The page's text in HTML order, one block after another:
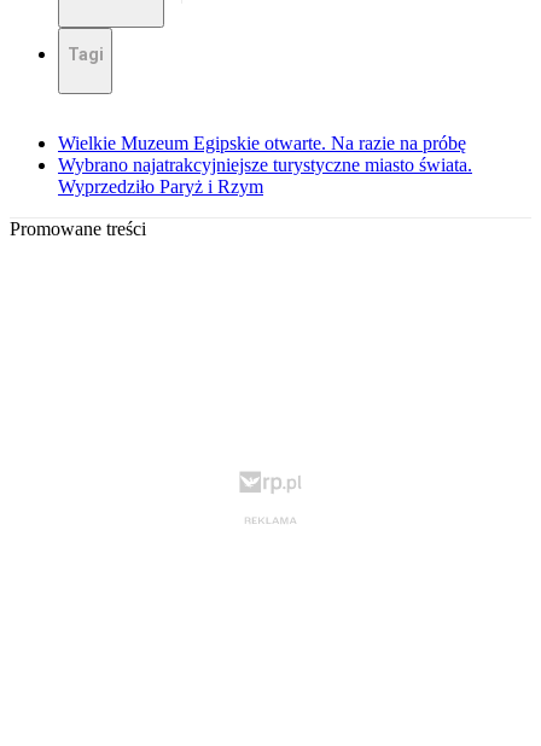
Tagi
Wielkie Muzeum Egipskie otwarte. Na razie na próbę
Wybrano najatrakcyjniejsze turystyczne miasto świata.
Wyprzedziło Paryż i Rzym
Promowane treści